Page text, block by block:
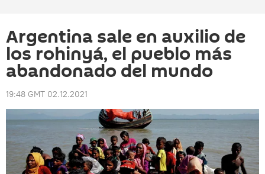
Argentina sale en auxilio de
los rohinyá, el pueblo más
abandonado del mundo
19:48 GMT 02.12.2021